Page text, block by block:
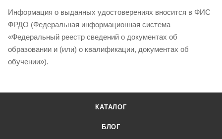
Информация о выданных удостоверениях вносится в ФИС
ФРДО (Федеральная информационная система
«Федеральный реестр сведений о документах об
образовании и (или) о квалификации, документах об
обучении»).
КАТАЛОГ
БЛОГ